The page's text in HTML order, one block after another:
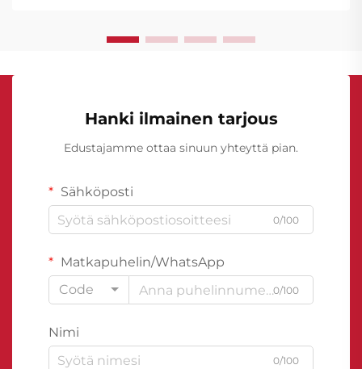
Hanki ilmainen tarjous
Edustajamme ottaa sinuun yhteyttä pian.
Sähköposti
0/100
Matkapuhelin/WhatsApp
Code
0/100
Nimi
0/100